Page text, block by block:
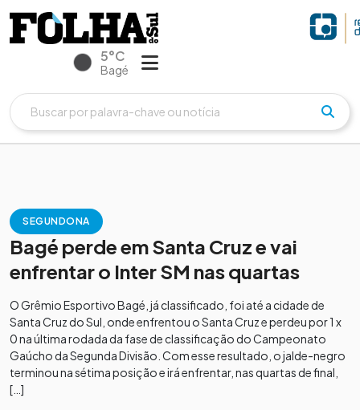
5°C
Bagé
SEGUNDONA
Bagé perde em Santa Cruz e vai
enfrentar o Inter SM nas quartas
O Grêmio Esportivo Bagé, já classificado, foi até a cidade de
Santa Cruz do Sul, onde enfrentou o Santa Cruz e perdeu por 1 x
0 na última rodada da fase de classificação do Campeonato
Gaúcho da Segunda Divisão. Com esse resultado, o jalde-negro
terminou na sétima posição e irá enfrentar, nas quartas de final,
[…]